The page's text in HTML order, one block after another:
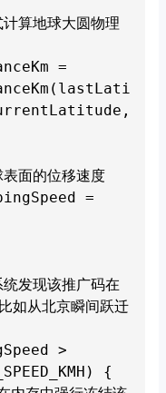
如从北京瞬间跃迁
{